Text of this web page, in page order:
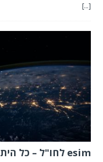
[...]
esim לחו"ל – כל היתרונות